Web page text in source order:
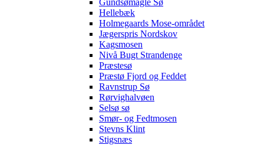
Gundsømagle Sø
Hellebæk
Holmegaards Mose-området
Jægerspris Nordskov
Kagsmosen
Nivå Bugt Strandenge
Præstesø
Præstø Fjord og Feddet
Ravnstrup Sø
Rørvighalvøen
Selsø sø
Smør- og Fedtmosen
Stevns Klint
Stigsnæs